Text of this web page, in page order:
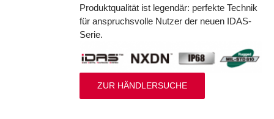
Produktqualität ist legendär: perfekte Technik
für anspruchsvolle Nutzer der neuen IDAS-
Serie.
ZUR HÄNDLERSUCHE